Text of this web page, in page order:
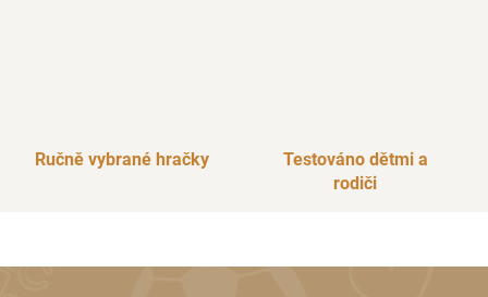
Ručně vybrané hračky
Testováno dětmi a
rodiči